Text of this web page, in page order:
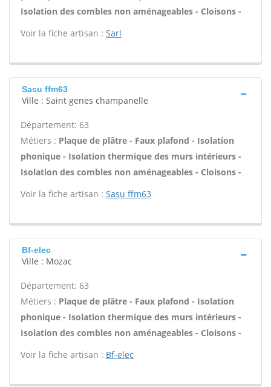
Isolation des combles non aménageables - Cloisons -
Voir la fiche artisan : Sarl
Sasu ffm63
Ville : Saint genes champanelle
Département: 63
Métiers : Plaque de plâtre - Faux plafond - Isolation
phonique - Isolation thermique des murs intérieurs -
Isolation des combles non aménageables - Cloisons -
Voir la fiche artisan : Sasu ffm63
Bf-elec
Ville : Mozac
Département: 63
Métiers : Plaque de plâtre - Faux plafond - Isolation
phonique - Isolation thermique des murs intérieurs -
Isolation des combles non aménageables - Cloisons -
Voir la fiche artisan : Bf-elec